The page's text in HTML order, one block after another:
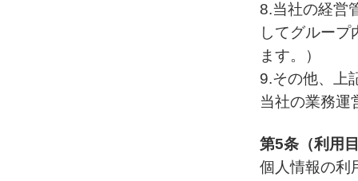
8.当社の経営
してグルー
ます。）
9.その他、上
当社の業務運
第5条（利用
個人情報の利